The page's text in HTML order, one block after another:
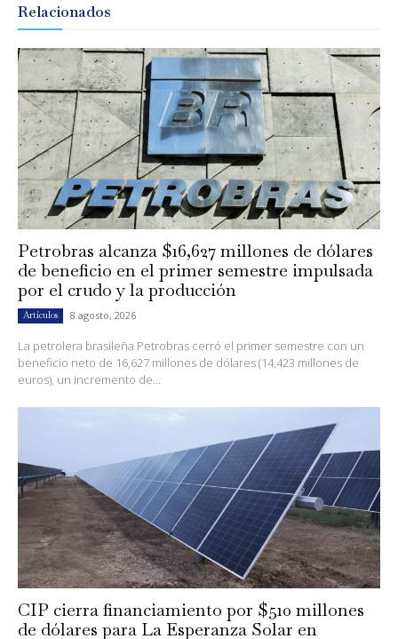
Relacionados
Petrobras alcanza $16,627 millones de dólares
de beneficio en el primer semestre impulsada
por el crudo y la producción
Artículos 8 agosto, 2026
La petrolera brasileña Petrobras cerró el primer semestre con un
beneficio neto de 16,627 millones de dólares (14,423 millones de
euros), un incremento de...
CIP cierra financiamiento por $510 millones
de dólares para La Esperanza Solar en